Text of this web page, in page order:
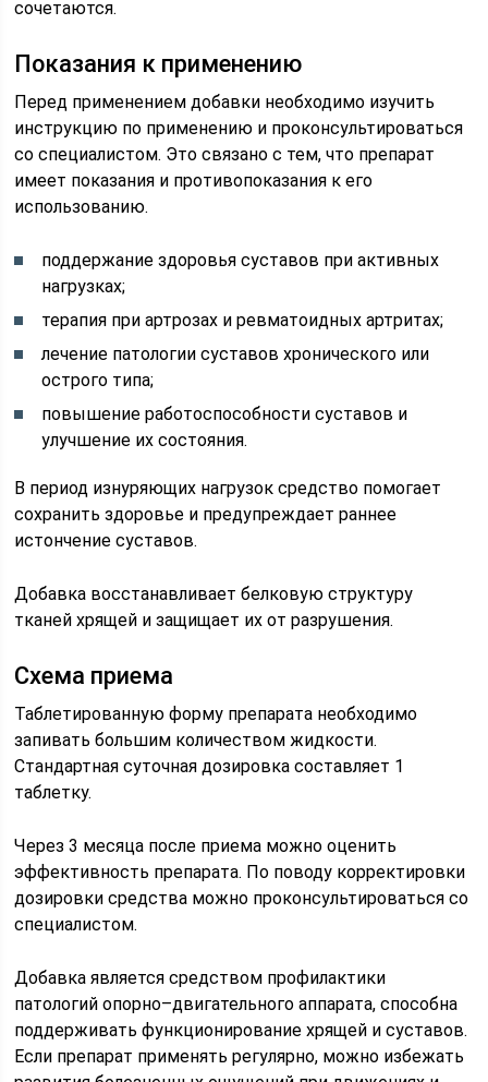
сочетаются.
Показания к применению
Перед применением добавки необходимо изучить
инструкцию по применению и проконсультироваться
со специалистом. Это связано с тем, что препарат
имеет показания и противопоказания к его
использованию.
поддержание здоровья суставов при активных
нагрузках;
терапия при артрозах и ревматоидных артритах;
лечение патологии суставов хронического или
острого типа;
повышение работоспособности суставов и
улучшение их состояния.
В период изнуряющих нагрузок средство помогает
сохранить здоровье и предупреждает раннее
истончение суставов.
Добавка восстанавливает белковую структуру
тканей хрящей и защищает их от разрушения.
Схема приема
Таблетированную форму препарата необходимо
запивать большим количеством жидкости.
Стандартная суточная дозировка составляет 1
таблетку.
Через 3 месяца после приема можно оценить
эффективность препарата. По поводу корректировки
дозировки средства можно проконсультироваться со
специалистом.
Добавка является средством профилактики
патологий опорно–двигательного аппарата, способна
поддерживать функционирование хрящей и суставов.
Если препарат применять регулярно, можно избежать